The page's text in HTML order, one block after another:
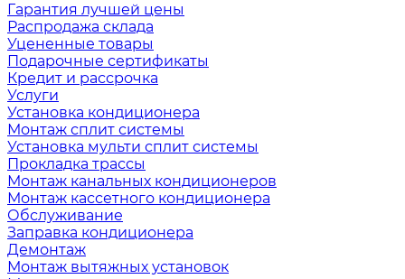
Гарантия лучшей цены
Распродажа склада
Уцененные товары
Подарочные сертификаты
Кредит и рассрочка
Услуги
Установка кондиционера
Монтаж сплит системы
Установка мульти сплит системы
Прокладка трассы
Монтаж канальных кондиционеров
Монтаж кассетного кондиционера
Обслуживание
Заправка кондиционера
Демонтаж
Монтаж вытяжных установок